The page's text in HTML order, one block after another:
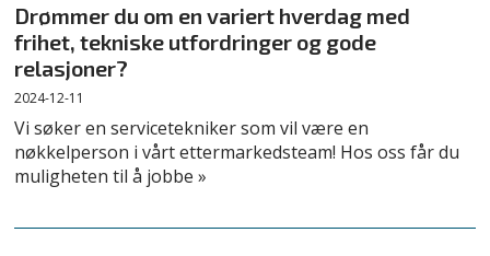
Drømmer du om en variert hverdag med
frihet, tekniske utfordringer og gode
relasjoner?
2024-12-11
Vi søker en servicetekniker som vil være en
nøkkelperson i vårt ettermarkedsteam! Hos oss får du
muligheten til å jobbe »